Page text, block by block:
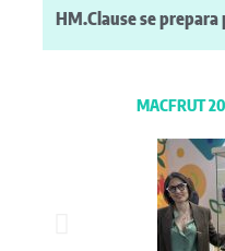
HM.Clause se
MACFRUT